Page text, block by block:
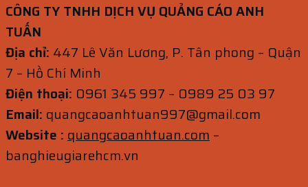
CÔNG TY TNHH DỊCH VỤ QUẢNG CÁO ANH
TUẤN
Địa chỉ: 447 Lê Văn Lương, P. Tân phong – Quận
7 – Hồ Chí Minh
Điện thoại: 0961 345 997 – 0989 25 03 97
Email: quangcaoanhtuan997@gmail.com
Website : quangcaoanhtuan.com –
banghieugiarehcm.vn